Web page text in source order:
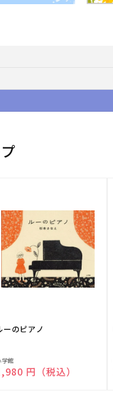
ーのピアノ
学館
常価格円（税込）